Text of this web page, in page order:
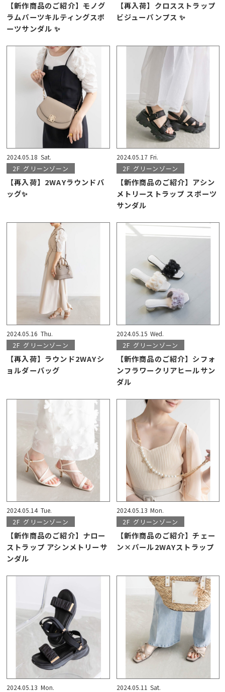
【新作商品のご紹介】モノグ
ラムパーツキルティングスポ
ーツサンダル ✨
【再入荷】クロスストラップ
ビジューパンプス ✨
2024.05.18 Sat.
2F グリーンゾーン
【再入荷】2WAYラウンドバ
ッグ✨
2024.05.17 Fri.
2F グリーンゾーン
【新作商品のご紹介】アシン
メトリーストラップ スポーツ
サンダル
2024.05.16 Thu.
2F グリーンゾーン
【再入荷】ラウンド2WAYシ
ョルダーバッグ
2024.05.15 Wed.
2F グリーンゾーン
【新作商品のご紹介】シフォ
ンフラワークリアヒールサン
ダル
2024.05.14 Tue.
2F グリーンゾーン
【新作商品のご紹介】ナロー
ストラップ アシンメトリーサ
ンダル
2024.05.13 Mon.
2F グリーンゾーン
【新作商品のご紹介】チェー
ン×パール2WAYストラップ
2024.05.13 Mon.
2024.05.11 Sat.